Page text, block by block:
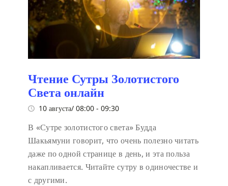
Чтение Сутры Золотистого
Света онлайн
10 августа/ 08:00 - 09:30
В «Сутре золотистого света» Будда
Шакьямуни говорит, что очень полезно читать
даже по одной странице в день, и эта польза
накапливается. Читайте сутру в одиночестве и
с другими.